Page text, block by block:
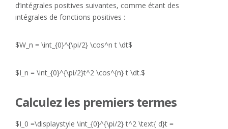
d’intégrales positives suivantes, comme étant des
intégrales de fonctions positives :
$W_n = \int_{0}^{\pi/2} \cos^n t \dt$
$I_n = \int_{0}^{\pi/2}t^2 \cos^{n} t \dt.$
Calculez les premiers termes
$I_0 =\displaystyle \int_{0}^{\pi/2} t^2 \text{ d}t =